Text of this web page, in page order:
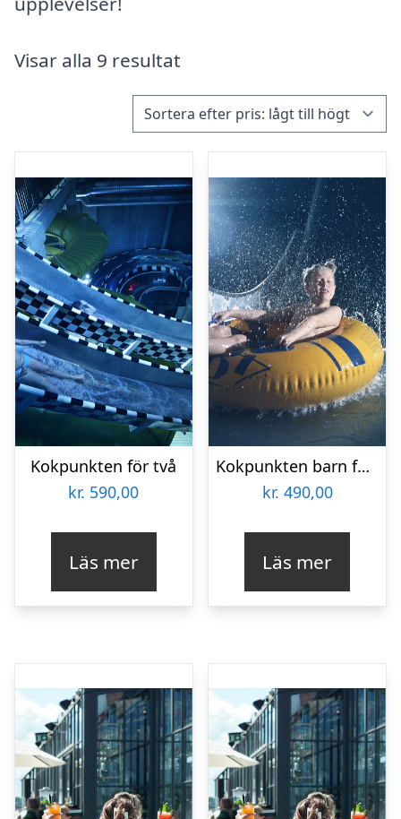
Visar alla 9 resultat
Kokpunkten för två
kr. 590,00
Läs mer
Kokpunkten barn för två
kr. 490,00
Läs mer